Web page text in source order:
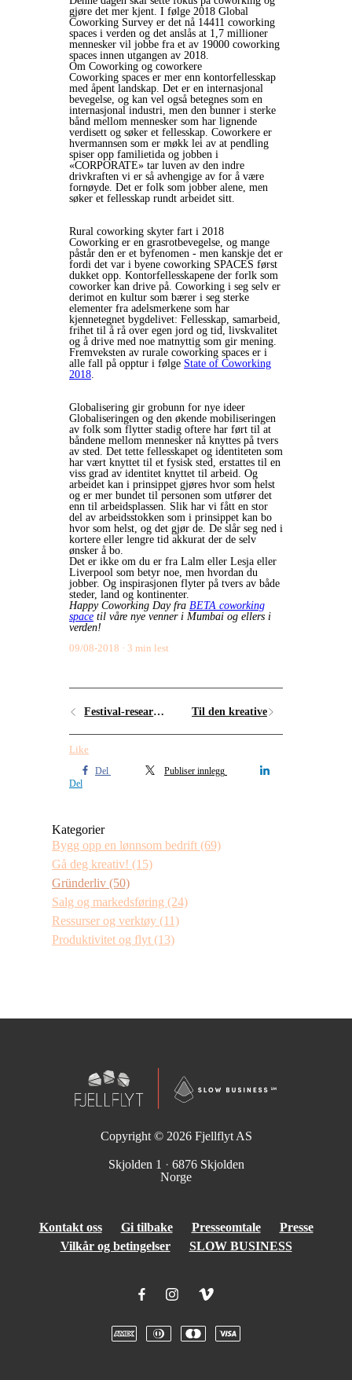
gjøre det mer kjent. I følge 2018 Global
Coworking Survey er det nå 14411 coworking
spaces i verden og det anslås at 1,7 millioner
mennesker vil jobbe fra et av 19000 coworking
spaces innen utgangen av 2018.
Om Coworking og coworkere
Coworking spaces er mer enn kontorfellesskap
med åpent landskap. Det er en internasjonal
bevegelse, og kan vel også betegnes som en
internasjonal industri, men den bunner i sterke
bånd mellom mennesker som har lignende
verdisett og søker et fellesskap. Coworkere er
hvermannsen som er møkk lei av at pendling
spiser opp familietida og jobben i
«CORPORATE» tar luven av den indre
drivkraften vi er så avhengige av for å være
fornøyde. Det er folk som jobber alene, men
søker et fellesskap rundt arbeidet sitt.
Rural coworking skyter fart i 2018
Coworking er en grasrotbevegelse, og mange
påstår den er et byfenomen - men kanskje det er
fordi det var i byene coworking SPACES først
dukket opp. Kontorfellesskapene der forlk som
coworker kan drive på. Coworking i seg selv er
derimot en kultur som bærer i seg sterke
elementer fra adelsmerkene som har
kjennetegnet bygdelivet: Fellesskap, samarbeid,
frihet til å rå over egen jord og tid, livskvalitet
og å drive med noe matnyttig som gir mening.
Fremveksten av rurale coworking spaces er i
alle fall på opptur i følge State of Coworking
2018
Globalisering gir grobunn for nye ideer
Globaliseringen og den økende mobiliseringen
av folk som flytter stadig oftere har ført til at
båndene mellom mennesker nå knyttes på tvers
av sted. Det tette fellesskapet og identiteten som
har vært knyttet til et fysisk sted, erstattes til en
viss grad av identitet knyttet til arbeid. Og
arbeidet kan i prinsippet gjøres hvor som helst
og er mer bundet til personen som utfører det
enn til arbeidsplassen. Slik har vi fått en stor
del av arbeidsstokken som i prinsippet kan bo
hvor som helst, og det gjør de. De slår seg ned i
kortere eller lengre tid akkurat der de selv
ønsker å bo.
Det er ikke om du er fra Lalm eller Lesja eller
Liverpool som betyr noe, men hvordan du
jobber. Og inspirasjonen flyter på tvers av både
steder, land og kontinenter.
Happy Coworking Day fra BETA coworking
space til våre nye venner i Mumbai og ellers i
verden!
09/08-2018
3 min lest
Festival-research! Til den kreative
Like
Del
Publiser innlegg
Del
Kategorier
Bygg opp en lønnsom bedrift (69)
Gå deg kreativ! (15)
Gründerliv (50)
Salg og markedsføring (24)
Ressurser og verktøy (11)
Produktivitet og flyt (13)
Copyright © 2026 Fjellflyt AS
Skjolden 1 · 6876 Skjolden
Norge
Kontakt oss Gi tilbake Presseomtale
Presse
Vilkår og betingelser
SLOW BUSINESS